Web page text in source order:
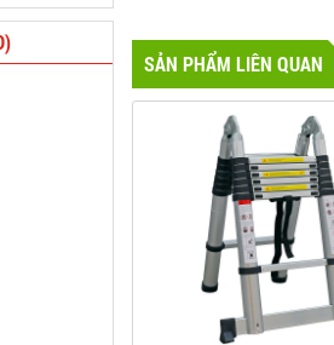
SẢN PHẨM LIÊN QUAN